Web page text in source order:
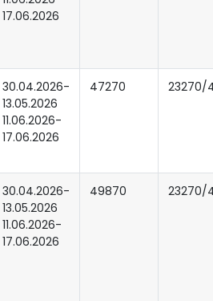
Автобусная вечерняя
по городу
состоится при
10 человек).
17.06.2026
30.04.2026-
13.05.2026
11.06.2026-
17.06.2026
47270 23270/
30.04.2026-
13.05.2026
11.06.2026-
17.06.2026
49870 23270/